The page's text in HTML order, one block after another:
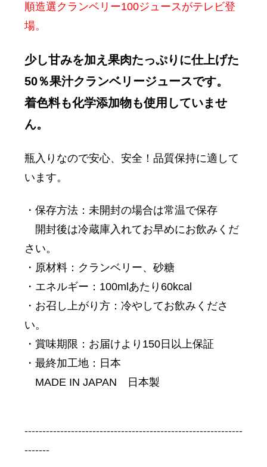
順造選クランベリー100ジュースがテレビ登
場。
少し甘みを加え果肉たっぷりに仕上げた
50％果汁クランベリージュースです。
着色料も化学添加物も使用していませ
ん。
瓶入りなので安心、安全！品質保持に適して
います。
・保存方法：未開封の場合は常温で保存
開封後は冷蔵庫入れてお早めにお飲みくだ
さい。
・原材料：クランベリー、砂糖
・エネルギー：100mlあたり60kcal
・お召し上がり方：冷やしてお飲みくださ
い。
・賞味期限：お届けより150日以上保証
・最終加工地：日本
MADE IN JAPAN 日本製
-------------------------------------------------------------
-------